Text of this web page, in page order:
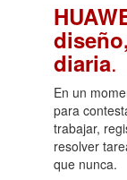
diaria.
En un
para
trabajar,
resolver
que nunca.